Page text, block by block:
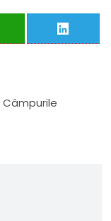
Câmpurile